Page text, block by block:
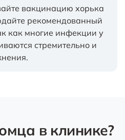
вакцинацию хорька
рекомендованный
как многие инфекции у
стремительно и
в клинике?